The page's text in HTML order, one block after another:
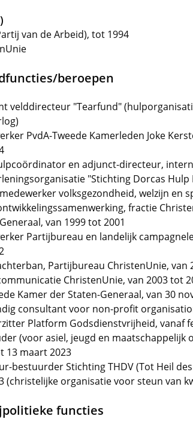
van de Arbeid), tot 1994
beroepen
velddirecteur "Tearfund"
PvdA-Tweede Kamerleden Joke
en adjunct-directeur,
"Stichting Dorcas Hulp
volksgezondheid, welzijn en
fractie
van 1999 tot 2001
Partijbureau en landelijk
Partijbureau ChristenUnie, van
ChristenUnie, van 2003 tot
Kamer der Staten-Generaal, van 30
consultant voor non-profit
Platform Godsdienstvrijheid, vanaf
(voor asiel, jeugd en maatschappelijk
13 maart 2023
bestuurder Stichting THDV (Tot Heil
(christelijke organisatie voor steun van
functies